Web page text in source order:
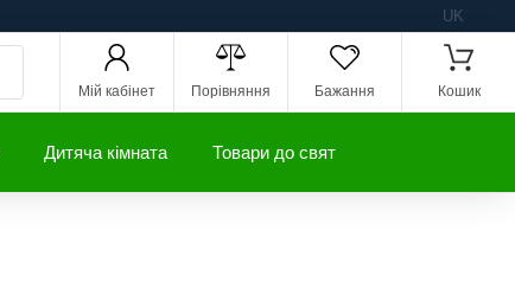
UK
Мій кабінет Порівняння Бажання Кошик
Дитяча кімната Товари до свят